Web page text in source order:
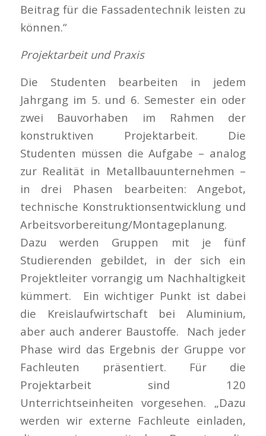
Beitrag für die Fassadentechnik leisten zu
können.“
Projektarbeit und Praxis
Die Studenten bearbeiten in jedem
Jahrgang im 5. und 6. Semester ein oder
zwei Bauvorhaben im Rahmen der
konstruktiven Projektarbeit. Die
Studenten müssen die Aufgabe – analog
zur Realität in Metallbauunternehmen –
in drei Phasen bearbeiten: Angebot,
technische Konstruktionsentwicklung und
Arbeitsvorbereitung/Montageplanung.
Dazu werden Gruppen mit je fünf
Studierenden gebildet, in der sich ein
Projektleiter vorrangig um Nachhaltigkeit
kümmert. Ein wichtiger Punkt ist dabei
die Kreislaufwirtschaft bei Aluminium,
aber auch anderer Baustoffe. Nach jeder
Phase wird das Ergebnis der Gruppe vor
Fachleuten präsentiert. Für die
Projektarbeit sind 120
Unterrichtseinheiten vorgesehen. „Dazu
werden wir externe Fachleute einladen,